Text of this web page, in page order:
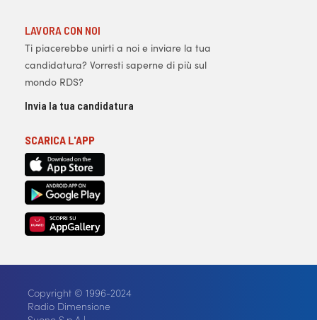
LAVORA CON NOI
Ti piacerebbe unirti a noi e inviare la tua
candidatura? Vorresti saperne di più sul
mondo RDS?
Invia la tua candidatura
SCARICA L'APP
Copyright © 1996-2024
Radio Dimensione